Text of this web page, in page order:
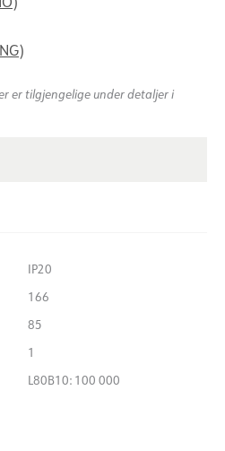
er tilgjengelige under detaljer i
IP20
166
85
1
L80B10: 100 000